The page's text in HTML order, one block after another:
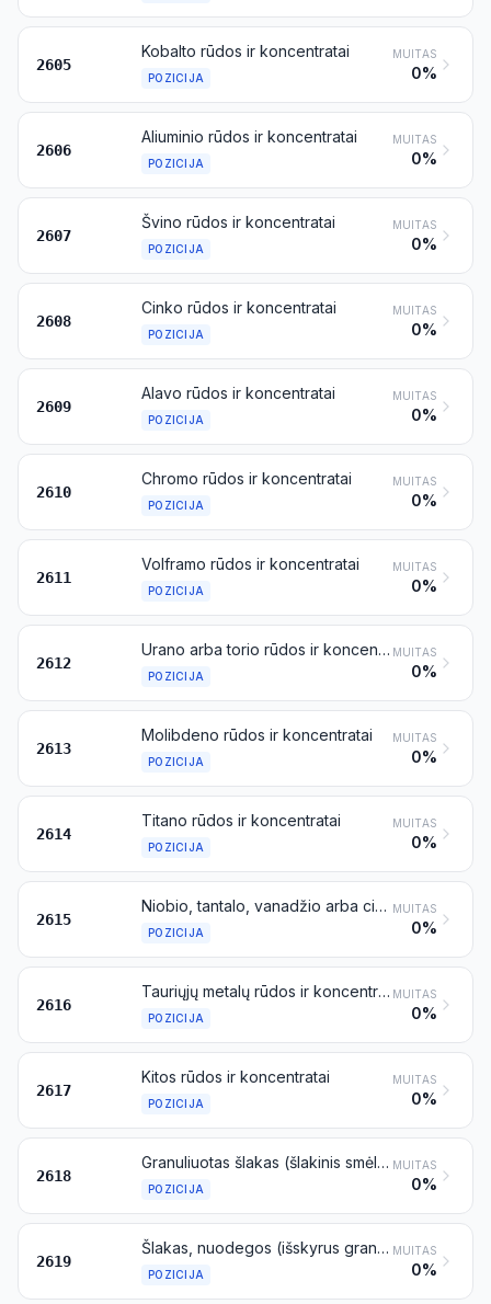
2605
Kobalto rūdos ir koncentratai
POZICIJA
MUITAS
0%
2606
Aliuminio rūdos ir koncentratai
POZICIJA
MUITAS
0%
2607
Švino rūdos ir koncentratai
POZICIJA
MUITAS
0%
2608
Cinko rūdos ir koncentratai
POZICIJA
MUITAS
0%
2609
Alavo rūdos ir koncentratai
POZICIJA
MUITAS
0%
2610
Chromo rūdos ir koncentratai
POZICIJA
MUITAS
0%
2611
Volframo rūdos ir koncentratai
POZICIJA
MUITAS
0%
2612
Urano arba torio rūdos ir koncentratai
POZICIJA
MUITAS
0%
2613
Molibdeno rūdos ir koncentratai
POZICIJA
MUITAS
0%
2614
Titano rūdos ir koncentratai
POZICIJA
MUITAS
0%
2615
Niobio, tantalo, vanadžio arba cirkonio rūdos ir koncentratai
POZICIJA
MUITAS
0%
2616
Tauriųjų metalų rūdos ir koncentratai
POZICIJA
MUITAS
0%
2617
Kitos rūdos ir koncentratai
POZICIJA
MUITAS
0%
2618
Granuliuotas šlakas (šlakinis smėlis), susidarantis geležies arba plieno gamybos procese
POZICIJA
MUITAS
0%
2619
Šlakas, nuodegos (išskyrus granuliuotą šlaką), dzindros ir kitos geležies arba plieno gamybos atliekos
POZICIJA
MUITAS
0%